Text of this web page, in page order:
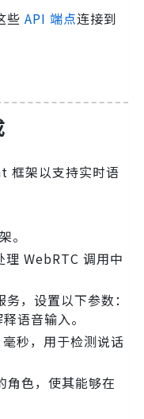
些 API 端点连接到
框架以支持实时语
。
WebRTC 调用中
，设置以下参数：
语音输入。
秒，用于检测说话
角色，使其能够在